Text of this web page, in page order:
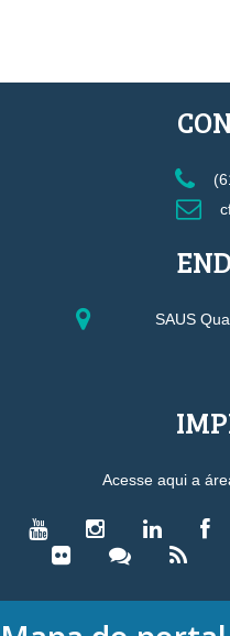
SAUS
Acesse aqui a